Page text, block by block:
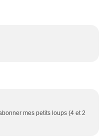
mes petits loups (4 et 2